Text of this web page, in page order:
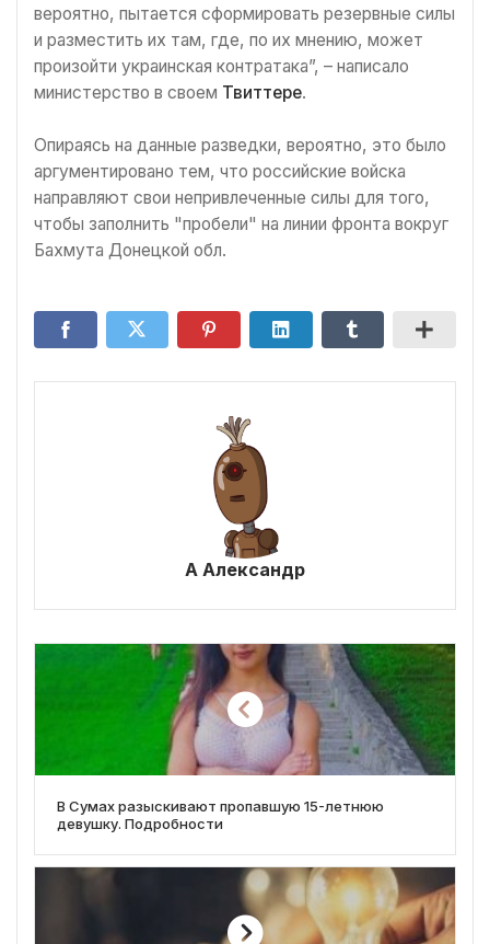
вероятно, пытается сформировать резервные силы
и разместить их там, где, по их мнению, может
произойти украинская контратака”, – написало
министерство в своем Твиттере.
Опираясь на данные разведки, вероятно, это было
аргументировано тем, что российские войска
направляют свои непривлеченные силы для того,
чтобы заполнить "пробели" на линии фронта вокруг
Бахмута Донецкой обл.
А Александр
В Сумах разыскивают пропавшую 15-летнюю
девушку. Подробности